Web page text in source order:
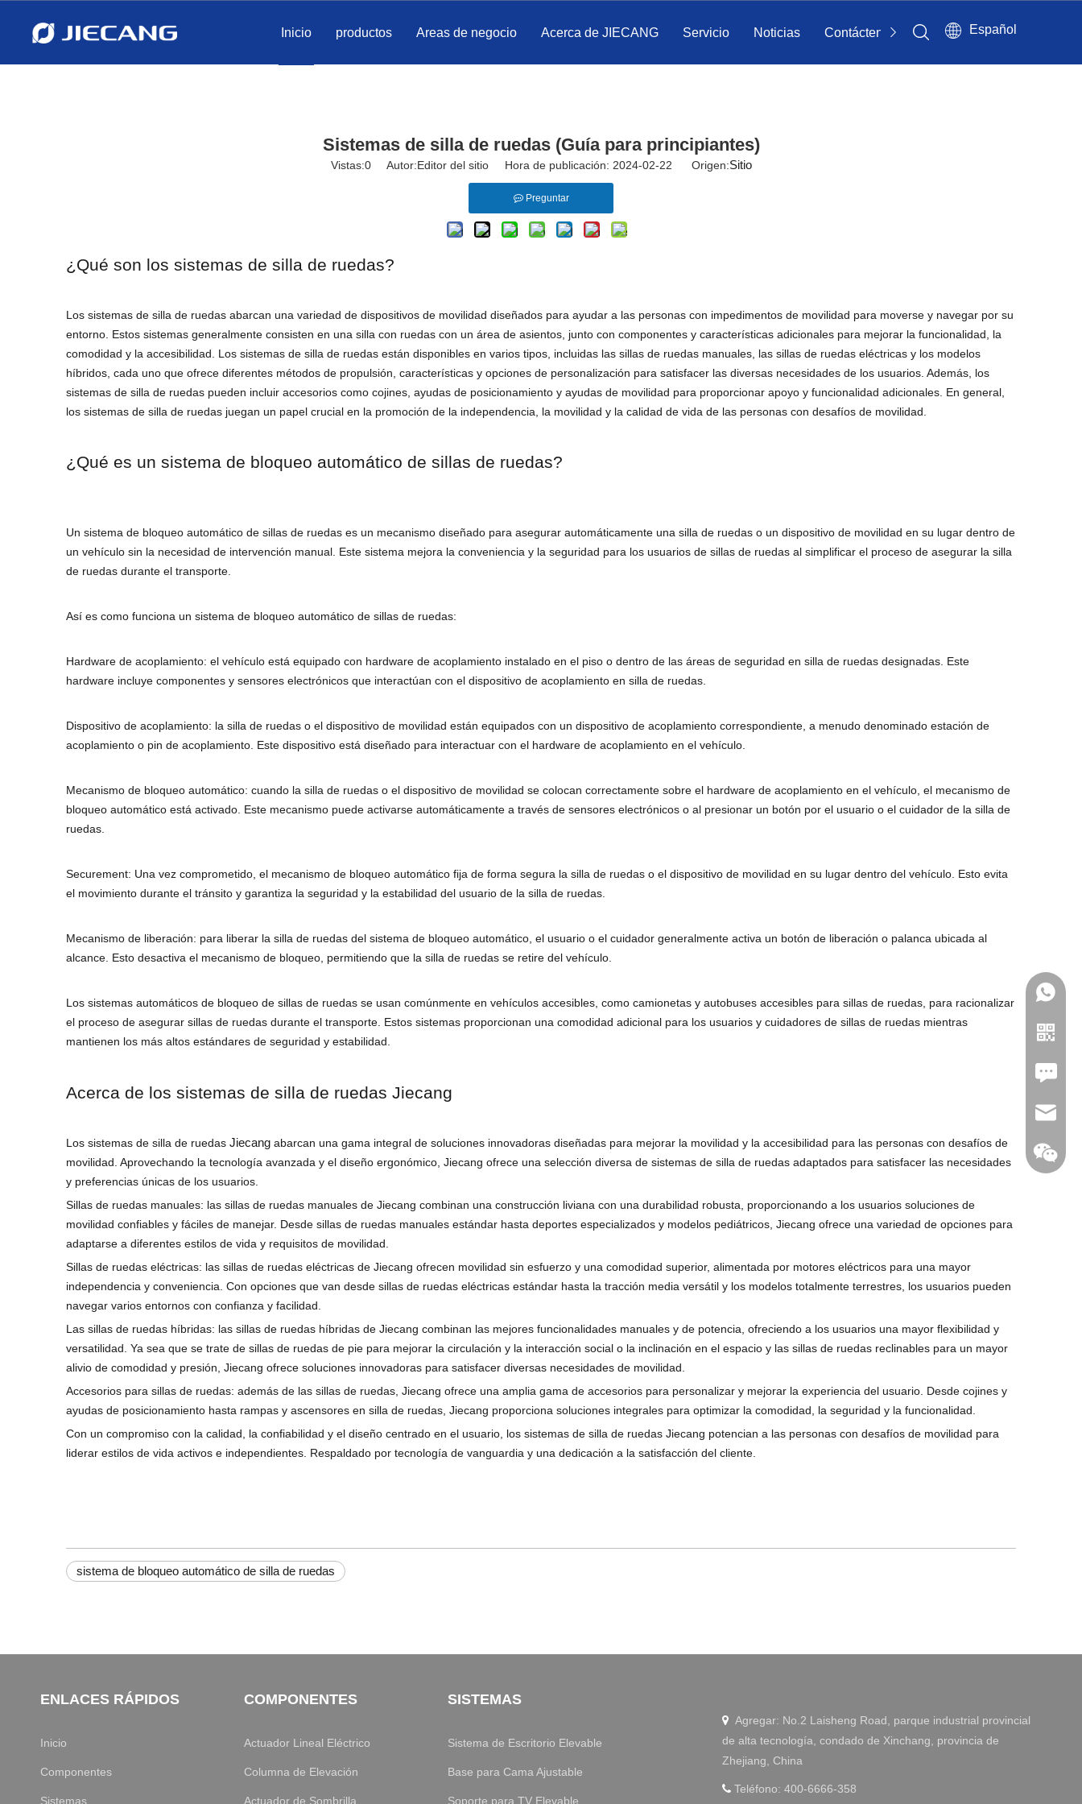
Inicio productos Areas de negocio Acerca de JIECANG Servicio Noticias Contáctenos Español
Sistemas de silla de ruedas (Guía para principiantes)
Vistas:0Autor:Editor del sitio Hora de publicación: 2024-02-22 Origen:Sitio
Preguntar
¿Qué son los sistemas de silla de ruedas?
Los sistemas de silla de ruedas abarcan una variedad de dispositivos de movilidad diseñados para ayudar a las personas con impedimentos de movilidad para moverse y navegar por su
entorno. Estos sistemas generalmente consisten en una silla con ruedas con un área de asientos, junto con componentes y características adicionales para mejorar la funcionalidad, la
comodidad y la accesibilidad. Los sistemas de silla de ruedas están disponibles en varios tipos, incluidas las sillas de ruedas manuales, las sillas de ruedas eléctricas y los modelos
híbridos, cada uno que ofrece diferentes métodos de propulsión, características y opciones de personalización para satisfacer las diversas necesidades de los usuarios. Además, los
sistemas de silla de ruedas pueden incluir accesorios como cojines, ayudas de posicionamiento y ayudas de movilidad para proporcionar apoyo y funcionalidad adicionales. En general,
los sistemas de silla de ruedas juegan un papel crucial en la promoción de la independencia, la movilidad y la calidad de vida de las personas con desafíos de movilidad.
¿Qué es un sistema de bloqueo automático de sillas de ruedas?
Un sistema de bloqueo automático de sillas de ruedas es un mecanismo diseñado para asegurar automáticamente una silla de ruedas o un dispositivo de movilidad en su lugar dentro de
un vehículo sin la necesidad de intervención manual. Este sistema mejora la conveniencia y la seguridad para los usuarios de sillas de ruedas al simplificar el proceso de asegurar la silla
de ruedas durante el transporte.
Así es como funciona un sistema de bloqueo automático de sillas de ruedas:
Hardware de acoplamiento: el vehículo está equipado con hardware de acoplamiento instalado en el piso o dentro de las áreas de seguridad en silla de ruedas designadas. Este
hardware incluye componentes y sensores electrónicos que interactúan con el dispositivo de acoplamiento en silla de ruedas.
Dispositivo de acoplamiento: la silla de ruedas o el dispositivo de movilidad están equipados con un dispositivo de acoplamiento correspondiente, a menudo denominado estación de
acoplamiento o pin de acoplamiento. Este dispositivo está diseñado para interactuar con el hardware de acoplamiento en el vehículo.
Mecanismo de bloqueo automático: cuando la silla de ruedas o el dispositivo de movilidad se colocan correctamente sobre el hardware de acoplamiento en el vehículo, el mecanismo de
bloqueo automático está activado. Este mecanismo puede activarse automáticamente a través de sensores electrónicos o al presionar un botón por el usuario o el cuidador de la silla de
ruedas.
Securement: Una vez comprometido, el mecanismo de bloqueo automático fija de forma segura la silla de ruedas o el dispositivo de movilidad en su lugar dentro del vehículo. Esto evita
el movimiento durante el tránsito y garantiza la seguridad y la estabilidad del usuario de la silla de ruedas.
Mecanismo de liberación: para liberar la silla de ruedas del sistema de bloqueo automático, el usuario o el cuidador generalmente activa un botón de liberación o palanca ubicada al
alcance. Esto desactiva el mecanismo de bloqueo, permitiendo que la silla de ruedas se retire del vehículo.
Los sistemas automáticos de bloqueo de sillas de ruedas se usan comúnmente en vehículos accesibles, como camionetas y autobuses accesibles para sillas de ruedas, para racionalizar
el proceso de asegurar sillas de ruedas durante el transporte. Estos sistemas proporcionan una comodidad adicional para los usuarios y cuidadores de sillas de ruedas mientras
mantienen los más altos estándares de seguridad y estabilidad.
Acerca de los sistemas de silla de ruedas Jiecang
Los sistemas de silla de ruedas Jiecang abarcan una gama integral de soluciones innovadoras diseñadas para mejorar la movilidad y la accesibilidad para las personas con desafíos de
movilidad. Aprovechando la tecnología avanzada y el diseño ergonómico, Jiecang ofrece una selección diversa de sistemas de silla de ruedas adaptados para satisfacer las necesidades
y preferencias únicas de los usuarios.
Sillas de ruedas manuales: las sillas de ruedas manuales de Jiecang combinan una construcción liviana con una durabilidad robusta, proporcionando a los usuarios soluciones de
movilidad confiables y fáciles de manejar. Desde sillas de ruedas manuales estándar hasta deportes especializados y modelos pediátricos, Jiecang ofrece una variedad de opciones para
adaptarse a diferentes estilos de vida y requisitos de movilidad.
Sillas de ruedas eléctricas: las sillas de ruedas eléctricas de Jiecang ofrecen movilidad sin esfuerzo y una comodidad superior, alimentada por motores eléctricos para una mayor
independencia y conveniencia. Con opciones que van desde sillas de ruedas eléctricas estándar hasta la tracción media versátil y los modelos totalmente terrestres, los usuarios pueden
navegar varios entornos con confianza y facilidad.
Las sillas de ruedas híbridas: las sillas de ruedas híbridas de Jiecang combinan las mejores funcionalidades manuales y de potencia, ofreciendo a los usuarios una mayor flexibilidad y
versatilidad. Ya sea que se trate de sillas de ruedas de pie para mejorar la circulación y la interacción social o la inclinación en el espacio y las sillas de ruedas reclinables para un mayor
alivio de comodidad y presión, Jiecang ofrece soluciones innovadoras para satisfacer diversas necesidades de movilidad.
Accesorios para sillas de ruedas: además de las sillas de ruedas, Jiecang ofrece una amplia gama de accesorios para personalizar y mejorar la experiencia del usuario. Desde cojines y
ayudas de posicionamiento hasta rampas y ascensores en silla de ruedas, Jiecang proporciona soluciones integrales para optimizar la comodidad, la seguridad y la funcionalidad.
Con un compromiso con la calidad, la confiabilidad y el diseño centrado en el usuario, los sistemas de silla de ruedas Jiecang potencian a las personas con desafíos de movilidad para
liderar estilos de vida activos e independientes. Respaldado por tecnología de vanguardia y una dedicación a la satisfacción del cliente.
sistema de bloqueo automático de silla de ruedas
ENLACES RÁPIDOS
Inicio
Componentes
Sistemas
COMPONENTES
Actuador Lineal Eléctrico
Columna de Elevación
Actuador de Sombrilla
Leave
SISTEMAS
Sistema de Escritorio Elevable
Base para Cama Ajustable
Soporte para TV Elevable
Agregar: No.2 Laisheng Road, parque industrial provincial
de alta tecnología, condado de Xinchang, provincia de
Zhejiang, China
 Teléfono: 400-6666-358